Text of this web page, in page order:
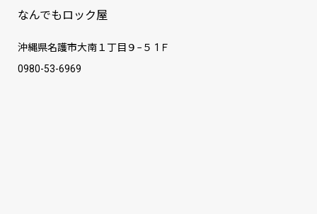
なんでもロック屋
沖縄県名護市大南１丁目９−５ 1Ｆ
0980-53-6969